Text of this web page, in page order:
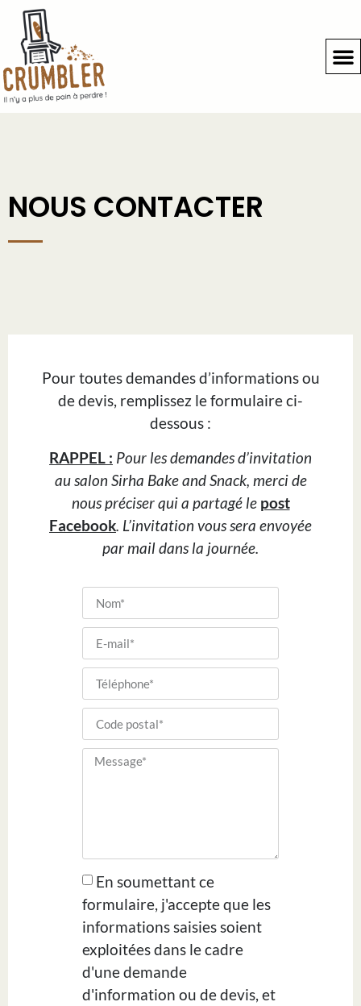
NOUS CONTACTER
Pour toutes demandes d’informations ou
de devis, remplissez le formulaire ci-
dessous :
RAPPEL : Pour les demandes d’invitation
au salon Sirha Bake and Snack, merci de
nous préciser qui a partagé le post
Facebook. L’invitation vous sera envoyée
par mail dans la journée.
En soumettant ce
formulaire, j'accepte que les
informations saisies soient
exploitées dans le cadre
d'une demande
d'information ou de devis, et